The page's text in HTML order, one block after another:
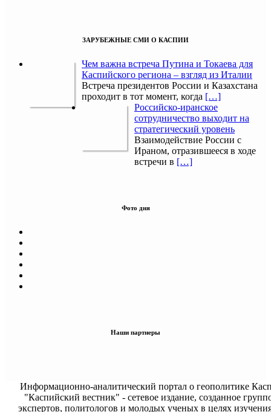
ЗАРУБЕЖНЫЕ СМИ О КАСПИИ
Чем важна встреча Путина и Токаева для
Каспийского региона – взгляд из Италии
Встреча президентов России и Казахстана
проходит в тот момент, когда […]
Российско-иранское
сотрудничество выходит на
стратегический уровень
Взаимодействие России с
Ираном, отразившееся в ходе
встречи в […]
Фото дня
Наши партнеры
Информационно-аналитический портал о геополитике
"Каспийский вестник" - сетевое издание, созданное
экспертов, политологов и молодых ученых в целях